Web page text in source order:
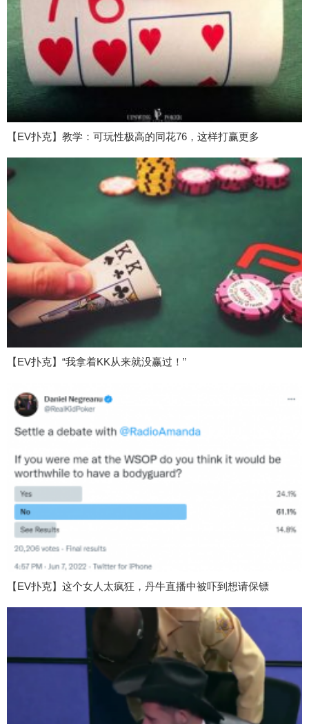
【EV扑克】教学：可玩性极高的同花76，这样打赢更多
【EV扑克】“我拿着KK从来就没赢过！”
【EV扑克】这个女人太疯狂，丹牛直播中被吓到想请保镖